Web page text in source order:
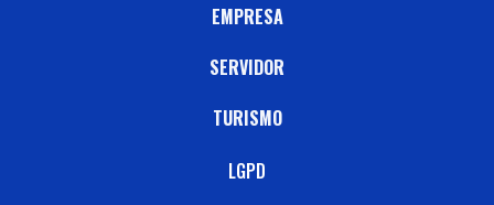
EMPRESA
SERVIDOR
TURISMO
LGPD